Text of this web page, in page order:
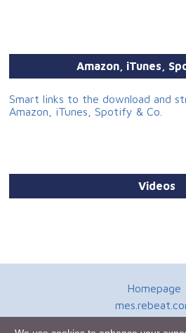
Amazon, iTunes,
Smart links to the download and
Amazon, iTunes, Spotify & Co.
Videos
Homepage